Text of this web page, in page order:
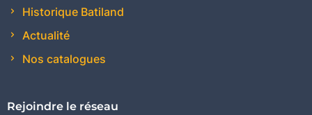
Historique Batiland
Actualité
Nos catalogues
Rejoindre le réseau